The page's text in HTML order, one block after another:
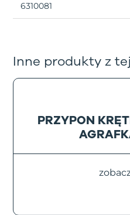
6310081
Inne produkty z
PRZYPON